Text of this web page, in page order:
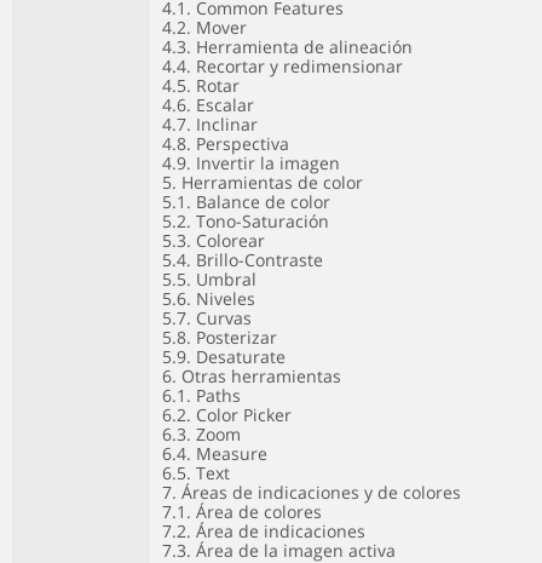
4.1. Common Features
4.2. Mover
4.3. Herramienta de alineación
4.4. Recortar y redimensionar
4.5. Rotar
4.6. Escalar
4.7. Inclinar
4.8. Perspectiva
4.9. Invertir la imagen
5. Herramientas de color
5.1. Balance de color
5.2. Tono-Saturación
5.3. Colorear
5.4. Brillo-Contraste
5.5. Umbral
5.6. Niveles
5.7. Curvas
5.8. Posterizar
5.9. Desaturate
6. Otras herramientas
6.1. Paths
6.2. Color Picker
6.3. Zoom
6.4. Measure
6.5. Text
7. Áreas de indicaciones y de colores
7.1. Área de colores
7.2. Área de indicaciones
7.3. Área de la imagen activa